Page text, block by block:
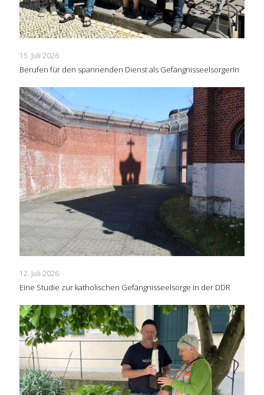
15. Juli 2026
Berufen für den spannenden Dienst als GefängnisseelsorgerIn
12. Juli 2026
Eine Studie zur katholischen Gefängnisseelsorge in der DDR